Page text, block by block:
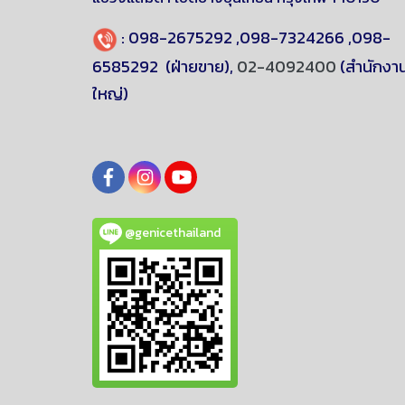
: 098-2675292 ,098-7324266 ,098-
6585292 (ฝ่ายขาย), 02-4092400 (สำนักงา
ใหญ่)
@genicethailand